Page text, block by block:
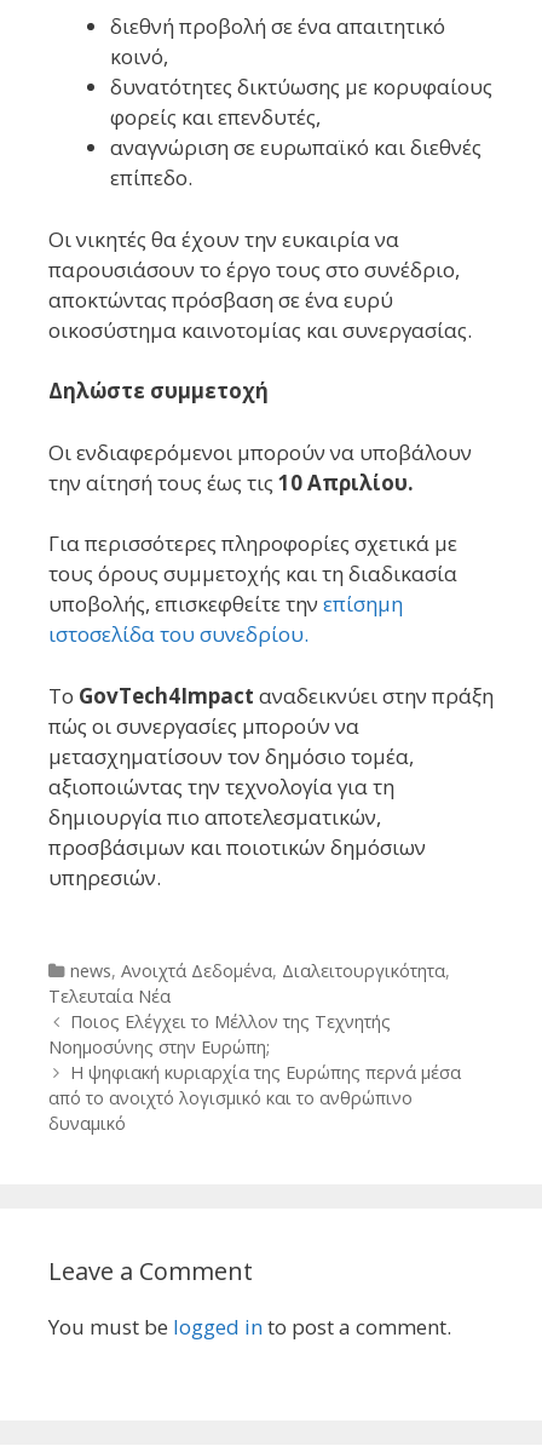
διεθνή προβολή σε ένα απαιτητικό
κοινό,
δυνατότητες δικτύωσης με κορυφαίους
φορείς και επενδυτές,
αναγνώριση σε ευρωπαϊκό και διεθνές
επίπεδο.
Οι νικητές θα έχουν την ευκαιρία να
παρουσιάσουν το έργο τους στο συνέδριο,
αποκτώντας πρόσβαση σε ένα ευρύ
οικοσύστημα καινοτομίας και συνεργασίας.
Δηλώστε συμμετοχή
Οι ενδιαφερόμενοι μπορούν να υποβάλουν
την αίτησή τους έως τις 10 Απριλίου.
Για περισσότερες πληροφορίες σχετικά με
τους όρους συμμετοχής και τη διαδικασία
υποβολής, επισκεφθείτε την επίσημη
ιστοσελίδα του συνεδρίου.
Το GovTech4Impact αναδεικνύει στην πράξη
πώς οι συνεργασίες μπορούν να
μετασχηματίσουν τον δημόσιο τομέα,
αξιοποιώντας την τεχνολογία για τη
δημιουργία πιο αποτελεσματικών,
προσβάσιμων και ποιοτικών δημόσιων
υπηρεσιών.
Categories
news, Ανοιχτά Δεδομένα, Διαλειτουργικότητα,
Τελευταία Νέα
Post
navigation
Ποιος Ελέγχει το Μέλλον της Τεχνητής
Νοημοσύνης στην Ευρώπη;
Η ψηφιακή κυριαρχία της Ευρώπης περνά μέσα
από το ανοιχτό λογισμικό και το ανθρώπινο
δυναμικό
Leave a Comment
You must be logged into post a comment.